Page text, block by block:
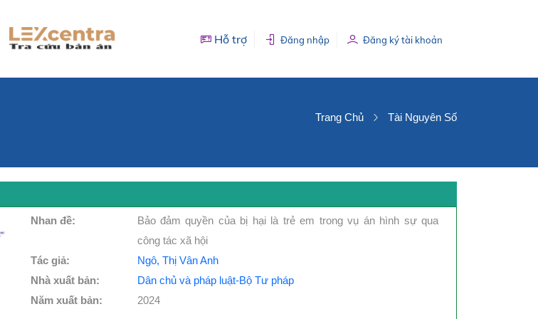
Hỗ trợ Đăng nhập Đăng ký tài khoản
Trang Chủ Tài Nguyên Số
Nhan đề:
Bảo đảm quyền của bị hại là trẻ em trong vụ án hình sự qua
công tác xã hội
Tác giả:
Ngô, Thị Vân Anh
Nhà xuất bản:
Dân chủ và pháp luật-Bộ Tư pháp
Năm xuất bản:
2024